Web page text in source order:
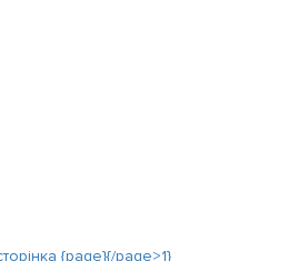
{page}{/page>1}